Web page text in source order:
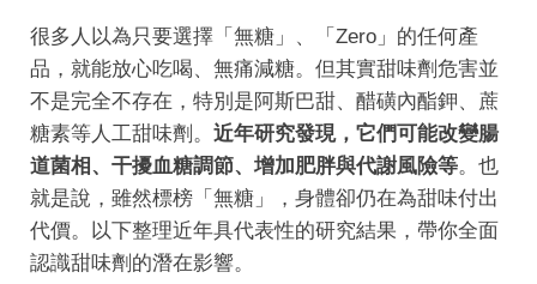
很多人以為只要選擇「無糖」、「Zero」的任何產
品，就能放心吃喝、無痛減糖。但其實甜味劑危害並
不是完全不存在，特別是阿斯巴甜、醋磺內酯鉀、蔗
糖素等人工甜味劑。 近年研究發現，它們可能改變腸
道菌相、干擾血糖調節、增加肥胖與代謝風險等。也
就是說，雖然標榜「無糖」，身體卻仍在為甜味付出
代價。以下整理近年具代表性的研究結果，帶你全面
認識甜味劑的潛在影響。